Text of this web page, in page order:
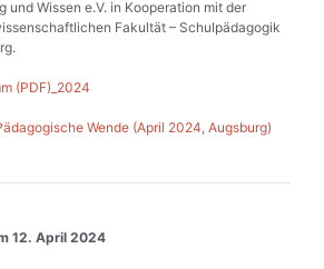
und Wissen e.V. in Kooperation mit der
Fakultät – Schulpädagogik
(PDF)_2024
Wende (April 2024, Augsburg)
12. April 2024